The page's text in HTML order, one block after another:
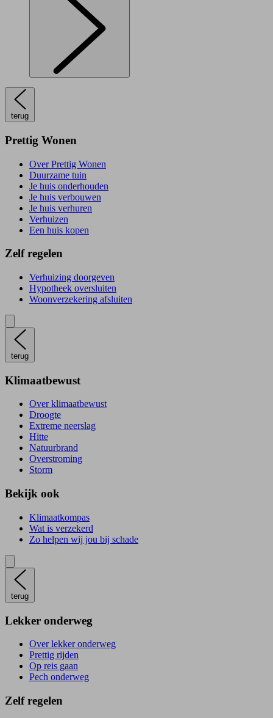
terug
Prettig Wonen
Over Prettig Wonen
Duurzame tuin
Je huis onderhouden
Je huis verbouwen
Je huis verhuren
Verhuizen
Een huis kopen
Zelf regelen
Verhuizing doorgeven
Hypotheek oversluiten
Woonverzekering afsluiten
terug
Klimaatbewust
Over klimaatbewust
Droogte
Extreme neerslag
Hitte
Natuurbrand
Overstroming
Storm
Bekijk ook
Klimaatkompas
Wat is verzekerd
Zo helpen wij jou bij schade
terug
Lekker onderweg
Over lekker onderweg
Prettig rijden
Op reis gaan
Pech onderweg
Zelf regelen